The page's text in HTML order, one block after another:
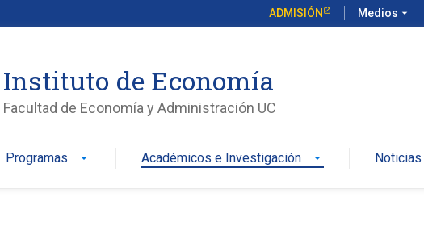
ADMISIÓN Medios arrow_drop_down
Instituto de Economía
Facultad de Economía y Administración UC
Programas arrow_drop_down Académicos e Investigación arrow_drop_down Noticias